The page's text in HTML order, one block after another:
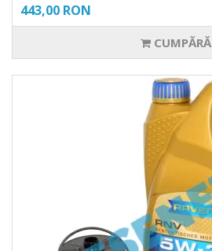
443,00 RON
CUMPĂRĂ